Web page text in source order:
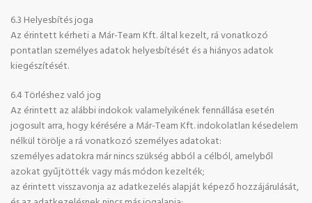
6.3 Helyesbítés joga
Az érintett kérheti a Már-Team Kft. által kezelt, rá vonatkozó
pontatlan személyes adatok helyesbítését és a hiányos adatok
kiegészítését.
6.4 Törléshez való jog
Az érintett az alábbi indokok valamelyikének fennállása esetén
jogosult arra, hogy kérésére a Már-Team Kft. indokolatlan késedelem
nélkül törölje a rá vonatkozó személyes adatokat:
személyes adatokra már nincs szükség abból a célból, amelyből
azokat gyűjtötték vagy más módon kezelték;
az érintett visszavonja az adatkezelés alapját képező hozzájárulását,